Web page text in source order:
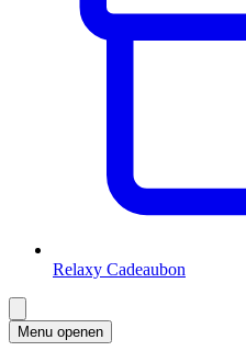
Relaxy Cadeaubon
Menu openen